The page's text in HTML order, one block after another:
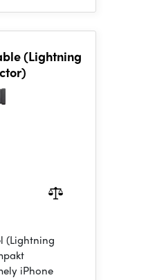
(Lightning
(Lightning
iPhone